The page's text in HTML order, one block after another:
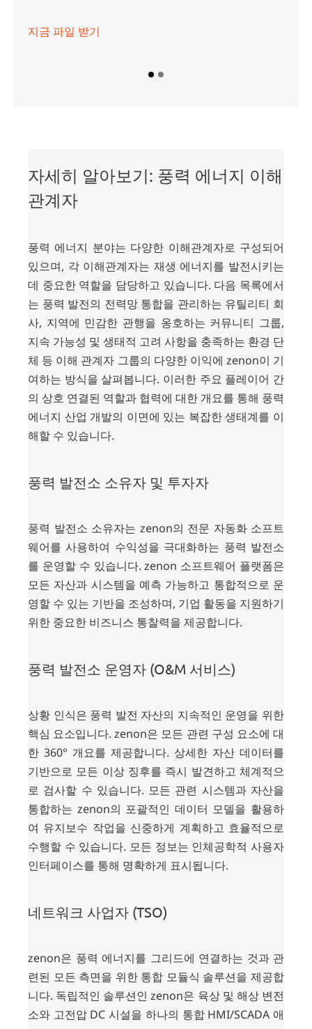
지금 파일 받기
에
지
관
계
자
자세히 알아보기: 풍력 에너지 이해
관계자
풍력 에너지 분야는 다양한 이해관계자로 구성되어
있으며, 각 이해관계자는 재생 에너지를 발전시키는
데 중요한 역할을 담당하고 있습니다. 다음 목록에서
는 풍력 발전의 전력망 통합을 관리하는 유틸리티 회
사, 지역에 민감한 관행을 옹호하는 커뮤니티 그룹,
지속 가능성 및 생태적 고려 사항을 충족하는 환경 단
체 등 이해 관계자 그룹의 다양한 이익에 zenon이 기
여하는 방식을 살펴봅니다. 이러한 주요 플레이어 간
의 상호 연결된 역할과 협력에 대한 개요를 통해 풍력
에너지 산업 개발의 이면에 있는 복잡한 생태계를 이
해할 수 있습니다.
풍력 발전소 소유자 및 투자자
풍력 발전소 소유자는 zenon의 전문 자동화 소프트
웨어를 사용하여 수익성을 극대화하는 풍력 발전소
를 운영할 수 있습니다. zenon 소프트웨어 플랫폼은
모든 자산과 시스템을 예측 가능하고 통합적으로 운
영할 수 있는 기반을 조성하며, 기업 활동을 지원하기
위한 중요한 비즈니스 통찰력을 제공합니다.
풍력 발전소 운영자 (O&M 서비스)
상황 인식은 풍력 발전 자산의 지속적인 운영을 위한
핵심 요소입니다. zenon은 모든 관련 구성 요소에 대
한 360° 개요를 제공합니다. 상세한 자산 데이터를
기반으로 모든 이상 징후를 즉시 발견하고 체계적으
로 검사할 수 있습니다. 모든 관련 시스템과 자산을
통합하는 zenon의 포괄적인 데이터 모델을 활용하
여 유지보수 작업을 신중하게 계획하고 효율적으로
수행할 수 있습니다. 모든 정보는 인체공학적 사용자
인터페이스를 통해 명확하게 표시됩니다.
네트워크 사업자 (TSO)
zenon은 풍력 에너지를 그리드에 연결하는 것과 관
련된 모든 측면을 위한 통합 모듈식 솔루션을 제공합
니다. 독립적인 솔루션인 zenon은 육상 및 해상 변전
소와 고전압 DC 시설을 하나의 통합 HMI/SCADA 애